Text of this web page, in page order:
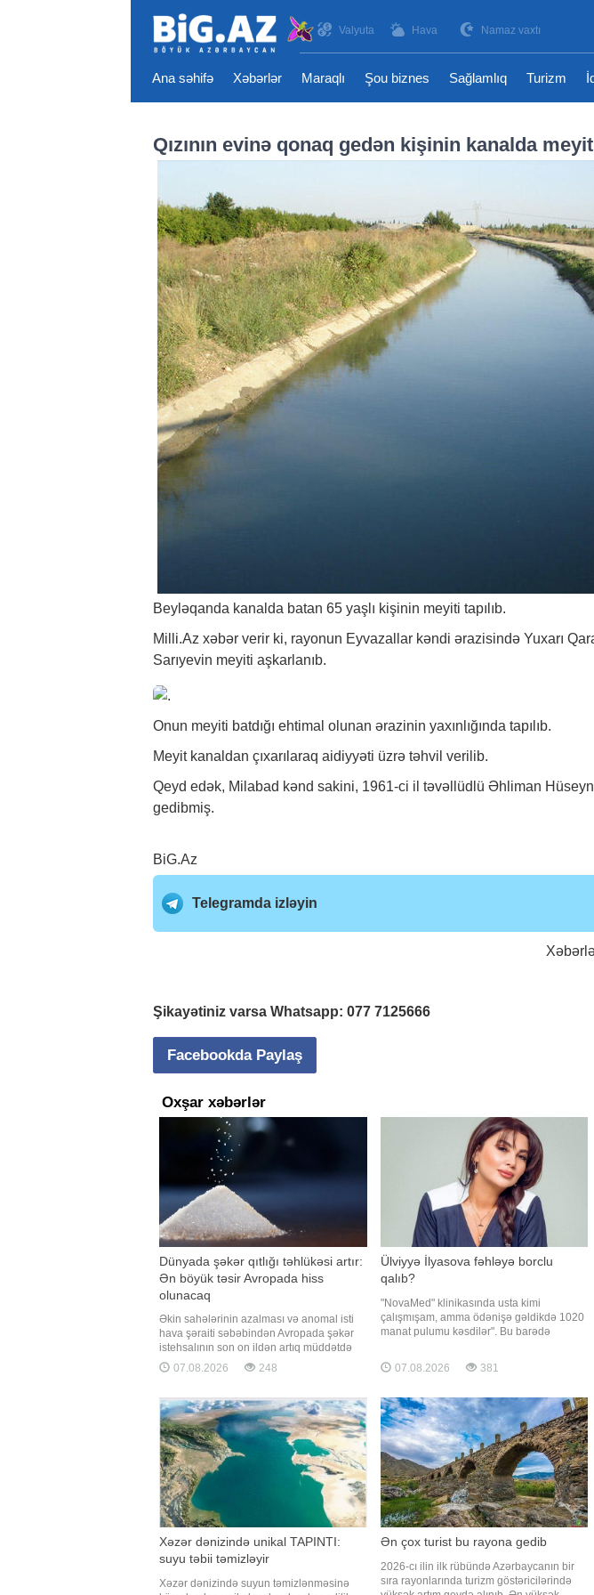
Valyuta Hava Namaz vaxtı
Ana səhifə Xəbərlər Maraqlı Şou biznes Sağlamlıq Turizm
Qızının evinə qonaq gedən kişinin kanalda
Beyləqanda kanalda batan 65 yaşlı kişinin meyiti tapılıb.
Milli.Az xəbər verir ki, rayonun Eyvazallar kəndi ərazisində Yuxarı
Sarıyevin meyiti aşkarlanıb.
Onun meyiti batdığı ehtimal olunan ərazinin yaxınlığında tapılıb.
Meyit kanaldan çıxarılaraq aidiyyəti üzrə təhvil verilib.
Qeyd edək, Milabad kənd sakini, 1961-ci il təvəllüdlü Əhliman Hüseyn
gedibmiş.
BiG.Az
Telegramda izləyin
Şikayətiniz varsa Whatsapp: 077 7125666
Facebookda Paylaş
Oxşar xəbərlər
Dünyada şəkər qıtlığı təhlükəsi artır:
Ən böyük təsir Avropada hiss
olunacaq
Əkin sahələrinin azalması və anomal isti
hava şəraiti səbəbindən Avropada şəkər
istehsalının son on ildən artıq müddətdə
ən aşağı səviyyəyə enəcəyi
proqnozlaşdırılır. Bu isə qlobal şəkər qıtlığı
xəbər verir ki, bu barədə "Bloomberg"
məlumat yayıb
07.08.2026 248
Ülviyyə İlyasova fəhləyə borclu
qalıb?
"NovaMed" klinikasında usta kimi
çalışmışam, amma ödənişə gəldikdə 1020
manat pulumu kəsdilər". Bu barədə
istəməyən vətəndaş müraciət edib. Tibb
ocağında boya işləri gördüyünü deyən
Ülviyyə İlyasova barəsind
07.08.2026 381
Xəzər dənizində unikal TAPINTI:
suyu təbii təmizləyir
Xəzər dənizində suyun təmizlənməsinə
Ən çox turist bu rayona gedib
2026-cı ilin ilk rübündə Azərbaycanın bir
sıra rayonlarında turizm göstəricilərində